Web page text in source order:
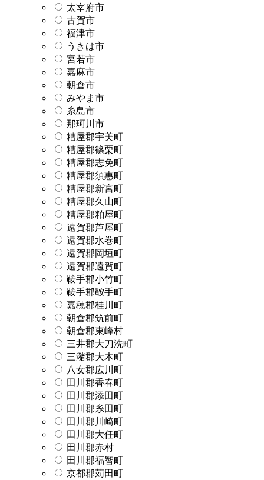
太宰府市
古賀市
福津市
うきは市
宮若市
嘉麻市
朝倉市
みやま市
糸島市
那珂川市
糟屋郡宇美町
糟屋郡篠栗町
糟屋郡志免町
糟屋郡須惠町
糟屋郡新宮町
糟屋郡久山町
糟屋郡粕屋町
遠賀郡芦屋町
遠賀郡水巻町
遠賀郡岡垣町
遠賀郡遠賀町
鞍手郡小竹町
鞍手郡鞍手町
嘉穂郡桂川町
朝倉郡筑前町
朝倉郡東峰村
三井郡大刀洗町
三潴郡大木町
八女郡広川町
田川郡香春町
田川郡添田町
田川郡糸田町
田川郡川崎町
田川郡大任町
田川郡赤村
田川郡福智町
京都郡苅田町